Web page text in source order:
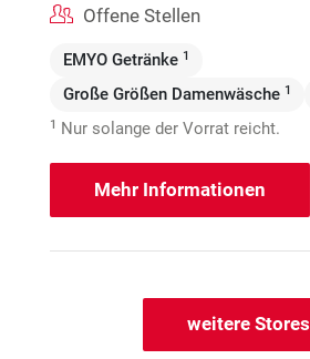
Offene Stellen
EMYO Getränke 1
Große Größen Damenwäsche 1
1 Nur solange der Vorrat reicht.
Mehr Informationen
weitere Stores